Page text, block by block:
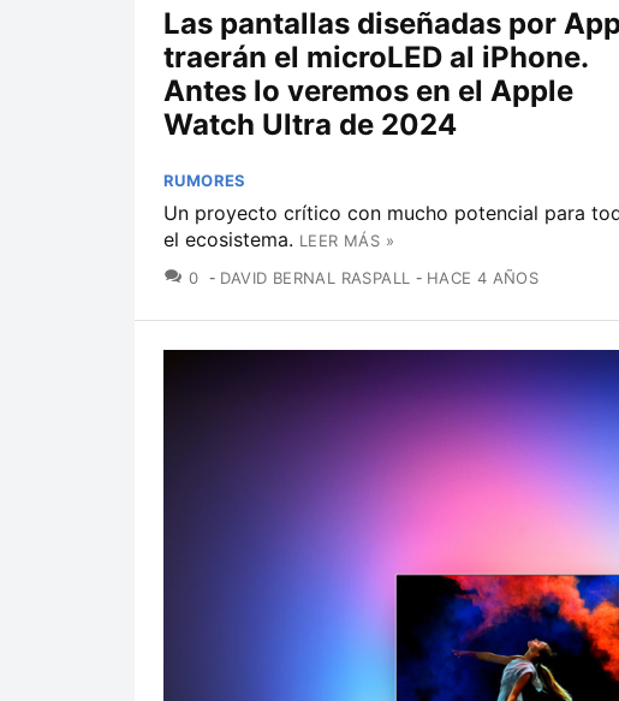
Las pantallas diseñadas por
traerán el microLED al iPhone.
Antes lo veremos en el Apple
Watch Ultra de 2024
RUMORES
Un proyecto crítico con mucho potencial para
el ecosistema. LEER MÁS »
0 COMENTARIOS
DAVID BERNAL RASPALL HACE 4 AÑOS